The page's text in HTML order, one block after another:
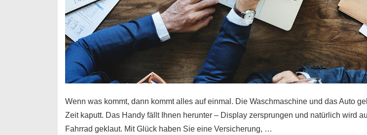
Wenn was kommt, dann kommt alles auf einmal. Die Waschmaschine und das Auto
Zeit kaputt. Das Handy fällt Ihnen herunter – Display zersprungen und natürlich wird
Fahrrad geklaut. Mit Glück haben Sie eine Versicherung, …